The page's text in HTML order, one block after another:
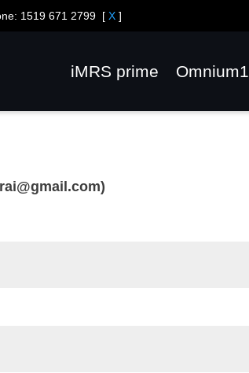
1519 671 2799 [X ]
iMRS prime Omnium1